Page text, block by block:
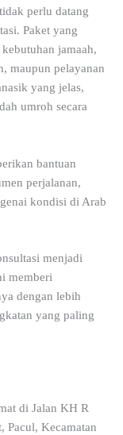
perlu datang
Paket yang
jamaah,
maupun pelayanan
yang jelas,
umroh secara
bantuan
perjalanan,
kondisi di Arab
menjadi
memberi
dengan lebih
yang paling
di Jalan KH R
Pacul, Kecamatan